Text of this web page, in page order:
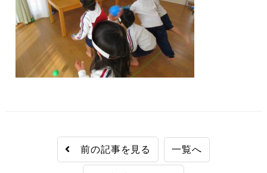
前の記事を見る 一覧へ